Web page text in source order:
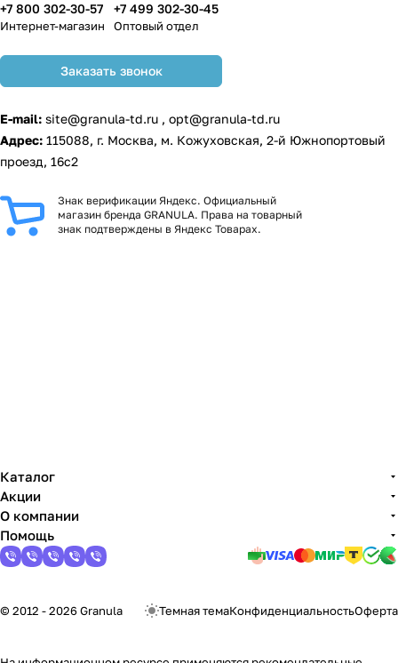
+7 800 302-30-57
Интернет-магазин
+7 499 302-30-45
Оптовый отдел
Заказать звонок
E-mail: site@granula-td.ru , opt@granula-td.ru
Адрес: 115088, г. Москва, м. Кожуховская, 2-й Южнопортовый
проезд, 16с2
Знак верификации Яндекс. Официальный
магазин бренда GRANULA. Права на товарный
знак подтверждены в Яндекс Товарах.
Каталог
Акции
О компании
Помощь
© 2012 - 2026 Granula Темная темаКонфиденциальностьОферта